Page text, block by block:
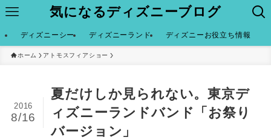
気になるディズニーブログ
ディズニーシー ディズニーランド ディズニーお役立ち情報
ホーム アトモスフィアショー
夏だけしか見られない。東京デ
ィズニーランドバンド「お祭り
バージョン」
2016
8/16